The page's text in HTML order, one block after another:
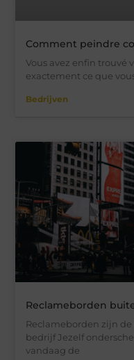
Comment peindre
Vous avez enfin trouvé
exactement ce que
Bedrijven
Reclameborden
Reclameborden zijn
bedrijf Jezelf
vandaag de